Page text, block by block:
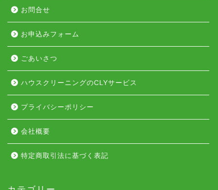
お問合せ
お申込みフォーム
ごあいさつ
ハウスクリーニングのCLYサービス
プライバシーポリシー
会社概要
特定商取引法に基づく表記